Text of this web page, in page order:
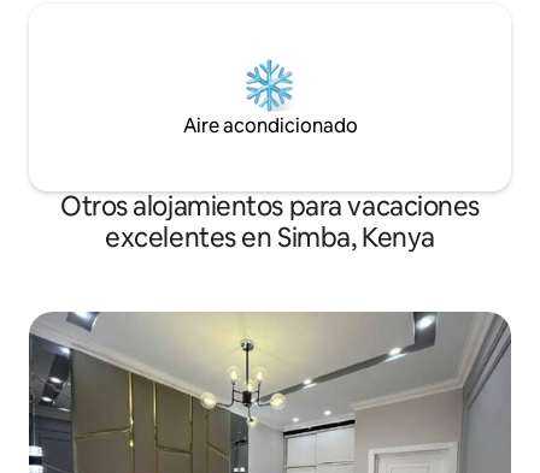
Aire acondicionado
Otros alojamientos para vacaciones
excelentes en Simba, Kenya